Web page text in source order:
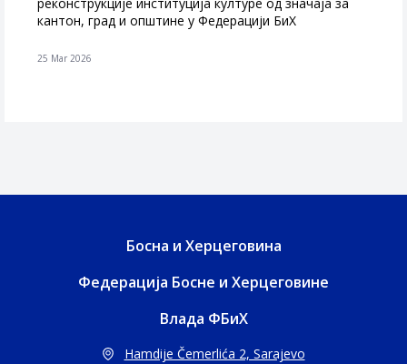
кантон, град и општине у Федерацији БиХ
25 Mar 2026
Босна и Херцеговина
Федерација Босне и Херцеговине
Влада ФБиХ
Hamdije Čemerlića 2, Sarajevo